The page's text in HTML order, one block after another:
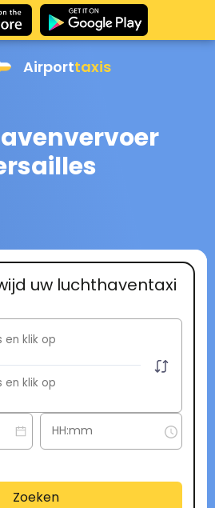
Airporttaxis
uw luchthaventaxi
Zoeken